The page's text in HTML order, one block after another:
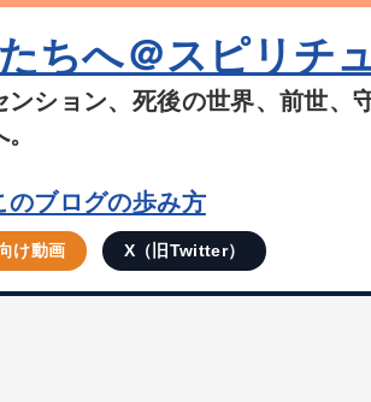
ちへ＠スピリチ
ンション、死後の世界、前世
のブログの歩み方
け動画 X（旧Twitter）